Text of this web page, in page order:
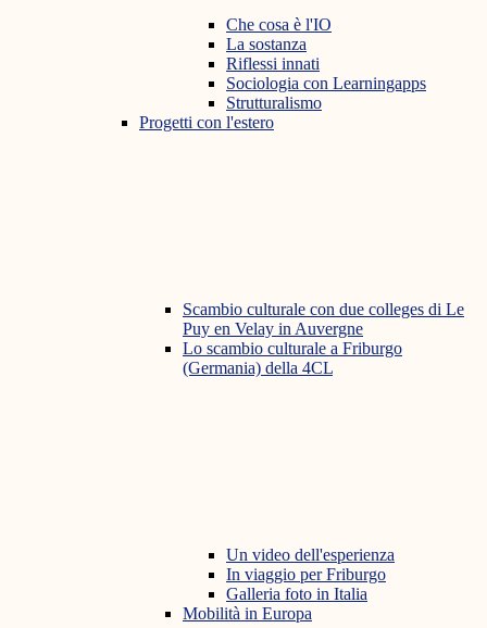
Che cosa è l'IO
La sostanza
Riflessi innati
Sociologia con Learningapps
Strutturalismo
Progetti con l'estero
Scambio culturale con due colleges di Le
Puy en Velay in Auvergne
Lo scambio culturale a Friburgo
(Germania) della 4CL
Un video dell'esperienza
In viaggio per Friburgo
Galleria foto in Italia
Mobilità in Europa